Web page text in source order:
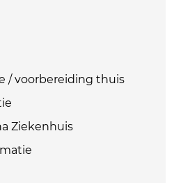
/ voorbereiding thuis
Ziekenhuis